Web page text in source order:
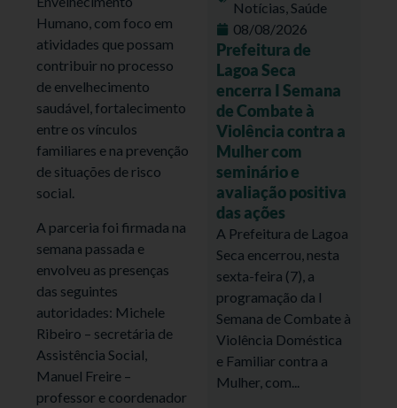
Humano, com foco em
atividades que possam
contribuir no processo
de envelhecimento
saudável, fortalecimento
entre os vínculos
familiares e na prevenção
de situações de risco
social.
A parceria foi firmada na
semana passada e
envolveu as presenças
das seguintes
autoridades: Michele
Ribeiro – secretária de
Assistência Social,
Manuel Freire –
professor e coordenador
Notícias,Saúde
08/08/2026
Prefeitura de
Lagoa Seca
encerra I Semana
de Combate à
Violência contra a
Mulher com
seminário e
avaliação positiva
das ações
A Prefeitura de Lagoa
Seca encerrou, nesta
sexta-feira (7), a
programação da I
Semana de Combate à
Violência Doméstica
e Familiar contra a
Mulher, com...